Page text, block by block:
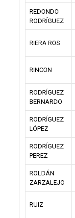
REDONDO
RODRÍGUEZ
RIERA ROS
RINCON
RODRÍGUEZ
BERNARDO
RODRÍGUEZ
LÓPEZ
RODRÍGUEZ
PEREZ
ROLDÁN
ZARZALEJO
RUIZ